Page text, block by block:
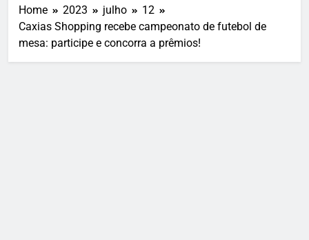
Home 2023 julho
12
Caxias Shopping recebe campeonato de futebol de
mesa: participe e concorra a prêmios!